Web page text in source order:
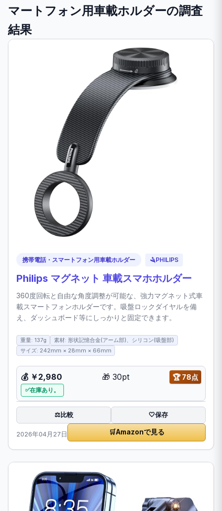
マートフォン用車載ホルダーの調査
結果
携帯電話・スマートフォン用車載ホルダー 🪒PHILIPS
Philips マグネット 車載スマホホルダー
360度回転と自由な角度調整が可能な、強力マグネット式車
載スマートフォンホルダーです。吸盤ロックダイヤルを備
え、ダッシュボード等にしっかりと固定できます。
重量: 137g
素材: 形状記憶合金(アーム部)、シリコン(吸盤部)
サイズ: 242mm × 28mm × 66mm
💰 ￥2,980 🎁 30pt 🏆78点
在庫あり。
⚖️比較 🤍保存
2026年04月27日 🛒Amazonで見る